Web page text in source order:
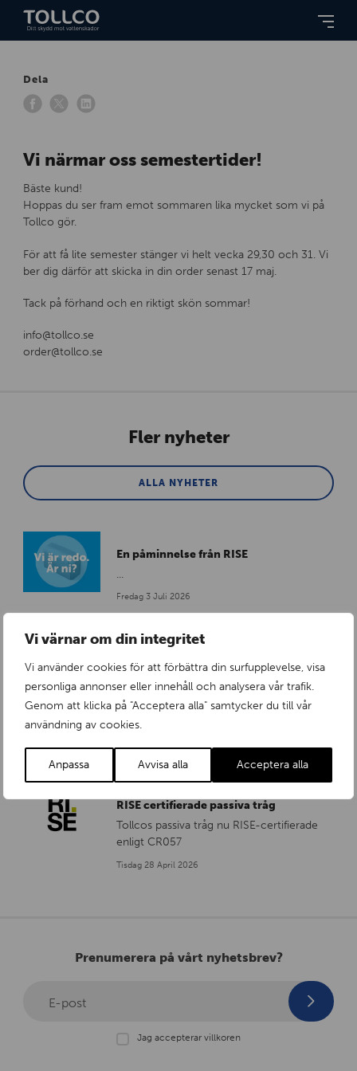
Vi värnar om din integritet
Vi använder cookies för att förbättra din surfupplevelse, visa
personliga annonser eller innehåll och analysera vår trafik.
Genom att klicka på "Acceptera alla" samtycker du till vår
användning av cookies.
Anpassa Avvisa alla Acceptera alla
Dela
Vi närmar oss semestertider!
Bäste kund!
Hoppas du ser fram emot sommaren lika mycket som vi på
Tollco gör.
För att få lite semester stänger vi helt vecka 29,30 och 31. Vi
ber dig därför att skicka in din order senast 17 maj.
Tack på förhand och en riktigt skön sommar!
info@tollco.se
order@tollco.se
Fler nyheter
ALLA NYHETER
En påminnelse från RISE
...
Fredag 3 Juli 2026
RISE certifierade insatser
Tollcos passiva tråg nu RISE-certifierade
enligt CR057
Torsdag 28 Maj 2026
RISE certifierade passiva tråg
Tollcos passiva tråg nu RISE-certifierade
enligt CR057
Tisdag 28 April 2026
Prenumerera på vårt nyhetsbrev?
E-post
Jag accepterar villkoren